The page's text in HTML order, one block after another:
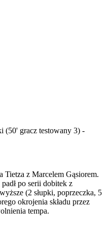
(50' gracz testowany 3) -
z Marcelem Gąsiorem.
po serii dobitek z
(2 słupki, poprzeczka, 5
okrojenia składu przez
tempa.